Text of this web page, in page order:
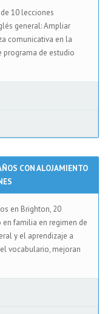
10 lecciones
general: Ampliar
comunicativa en la
programa de estudio
CON ALOJAMIENTO
en Brighton, 20
familia en regimen de
y el aprendizaje a
vocabulario, mejoran